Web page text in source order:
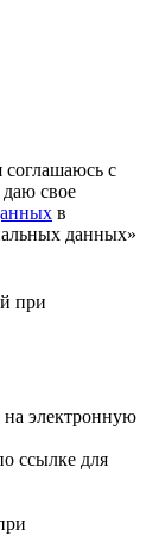
соглашаюсь с
свое
в
данных»
при
на электронную
ссылке для